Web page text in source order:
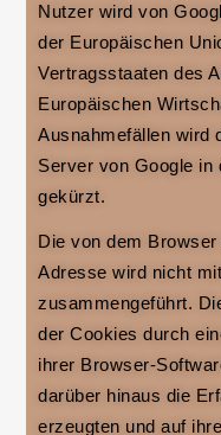
Nutzer wird von
der Europäischen
Vertragsstaaten des
Europäischen
Ausnahmefällen wird
Server von Google in
gekürzt.
Die von dem
Adresse wird nicht
zusammengeführt.
der Cookies durch
ihrer Browser-
darüber hinaus die
erzeugten und auf